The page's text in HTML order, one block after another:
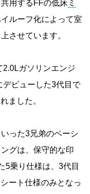
用するFFの低床 ミ
ルーフ化によって室
させています。
ガソリンエンジ
デビューした3代目で
ました。
った3兄弟のベーシ
グは、保守的な印
5乗り仕様は、3代目
ート仕様のみとなっ